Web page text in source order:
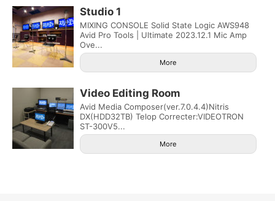
Studio 1
MIXING CONSOLE Solid State Logic AWS948
Avid Pro Tools | Ultimate 2023.12.1 Mic Amp
Ove...
More
Video Editing Room
Avid Media Composer(ver.7.0.4.4)Nitris
DX(HDD32TB) Telop Correcter:VIDEOTRON
ST-300V5...
More